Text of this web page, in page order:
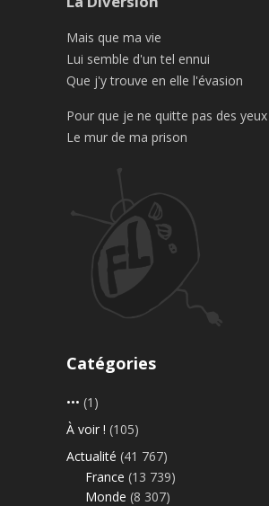
Mais que ma vie
Lui semble d'un tel ennui
Que j'y trouve en elle l'évasion
Pour que je ne quitte pas des yeux
Le mur de ma prison
Catégories
••• (1)
À voir ! (105)
Actualité (41 767)
France (13 739)
Monde (8 307)